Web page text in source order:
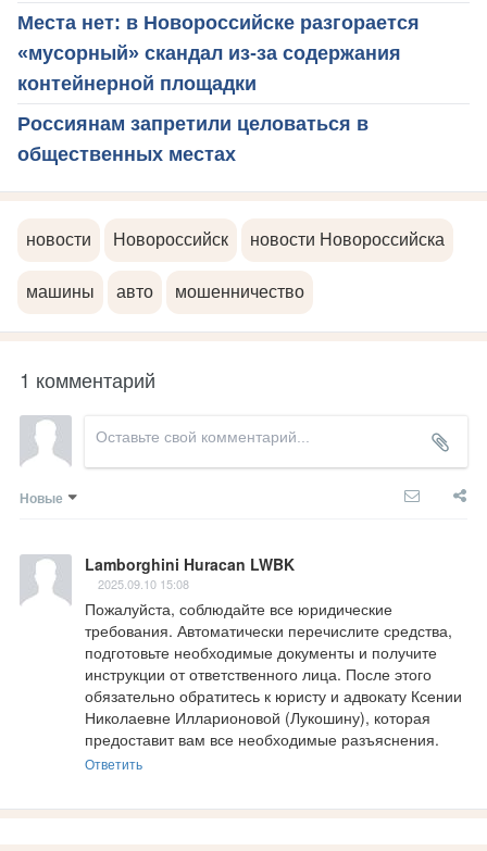
Места нет: в Новороссийске разгорается
«мусорный» скандал из-за содержания
контейнерной площадки
Россиянам запретили целоваться в
общественных местах
новости Новороссийск новости Новороссийска
машины авто мошенничество
1 комментарий
Новые
Lamborghini Huracan LWBK
2025.09.10 15:08
Пожалуйста, соблюдайте все юридические
требования. Автоматически перечислите средства,
подготовьте необходимые документы и получите
инструкции от ответственного лица. После этого
обязательно обратитесь к юристу и адвокату Ксении
Николаевне Илларионовой (Лукошину), которая
предоставит вам все необходимые разъяснения.
Ответить